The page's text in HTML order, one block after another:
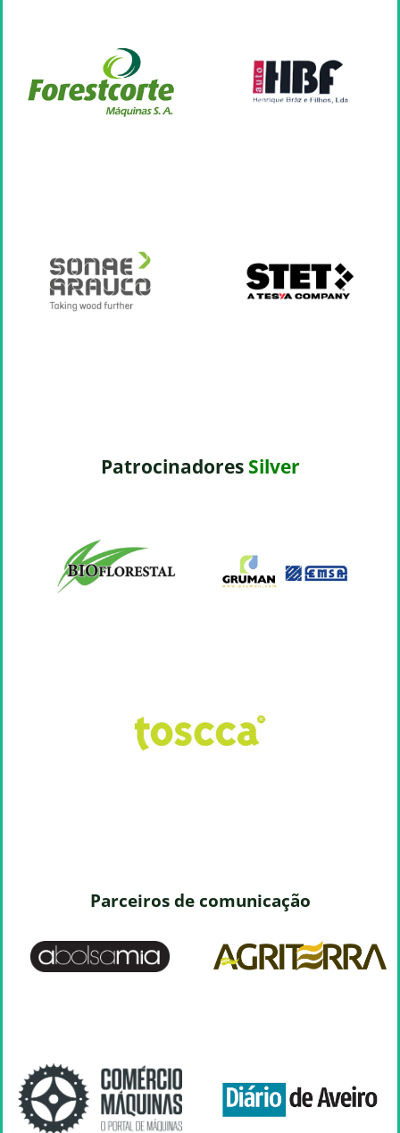
Patrocinadores Silver
Parceiros de comunicação